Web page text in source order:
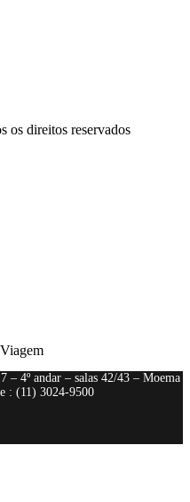
direitos reservados
– 4º andar – salas 42/43 – Moema
: (11) 3024-9500